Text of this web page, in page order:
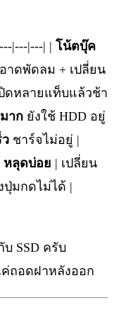
|---|---| | โน้ตบุ๊ค
าดพัดลม + เปลี่ยน
ดหลายแท็บแล้วช้า
าก ยังใช้ HDD อยู่
ชาร์จไม่อยู่ |
หลุดบ่อย | เปลี่ยน
ปุ่มกดไม่ได้ |
SSD ครับ
ถอดฝาหลังออก